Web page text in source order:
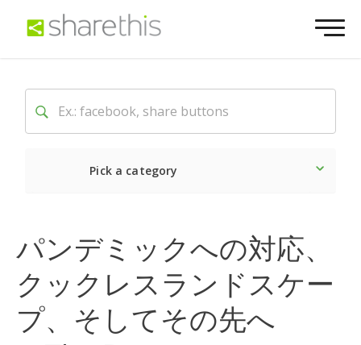
Pick a category
パンデミックへの対応、
クックレスランドスケー
プ、そしてその先へ